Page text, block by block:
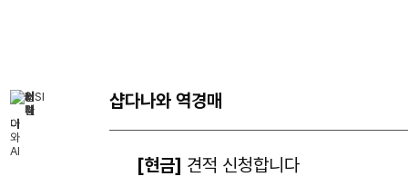
샵다나와 역경매
[현금] 견적 신청합니다